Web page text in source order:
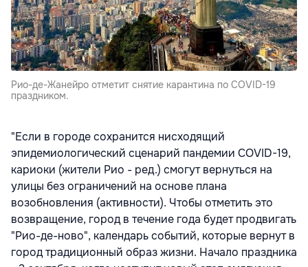
Рио-де-Жанейро отметит снятие карантина по COVID-19
праздником.
"Если в городе сохранится нисходящий
эпидемиологический сценарий пандемии COVID-19,
кариоки (жители Рио - ред.) смогут вернуться на
улицы без ограничений на основе плана
возобновления (активности). Чтобы отметить это
возвращение, город в течение года будет продвигать
"Рио-де-ново", календарь событий, которые вернут в
город традиционный образ жизни. Начало праздника